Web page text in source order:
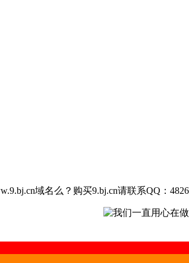
域名么？购买9.bj.cn请联系QQ：